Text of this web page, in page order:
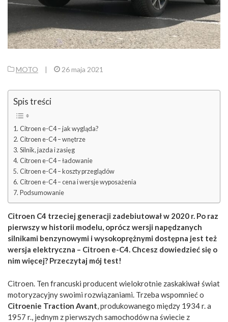
MOTO | 26 maja 2021
Spis treści
Citroen e-C4 – jak wygląda?
Citroen e-C4 – wnętrze
Silnik, jazda i zasięg
Citroen e-C4 – ładowanie
Citroen e-C4 – koszty przeglądów
Citroen e-C4 – cena i wersje wyposażenia
Podsumowanie
Citroen C4 trzeciej generacji zadebiutował w 2020 r. Po raz
pierwszy w historii modelu, oprócz wersji napędzanych
silnikami benzynowymi i wysokoprężnymi dostępna jest też
wersja elektryczna – Citroen e-C4. Chcesz dowiedzieć się o
nim więcej? Przeczytaj mój test!
Citroen. Ten francuski producent wielokrotnie zaskakiwał świat
motoryzacyjny swoimi rozwiązaniami. Trzeba wspomnieć o
Citroenie Traction Avant, produkowanego między 1934 r. a
1957 r., jednym z pierwszych samochodów na świecie z